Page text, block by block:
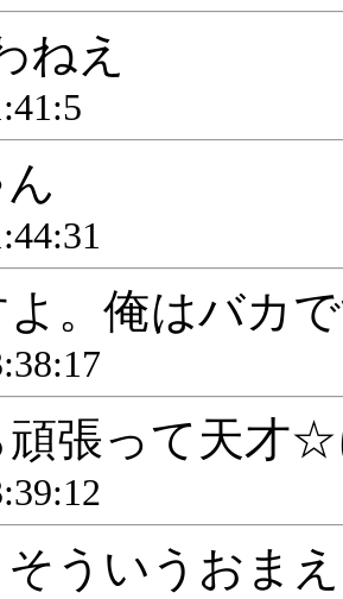
ねえ
。俺はバカ
頑張って天才
ういうおま